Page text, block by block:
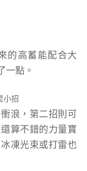
的高蓄能配合大
一點。
浪，第二招則可
算不錯的力量寶
凍光束或打雷也